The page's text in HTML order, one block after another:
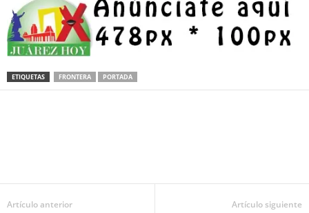
ETIQUETAS FRONTERA PORTADA
Artículo anterior Artículo siguiente